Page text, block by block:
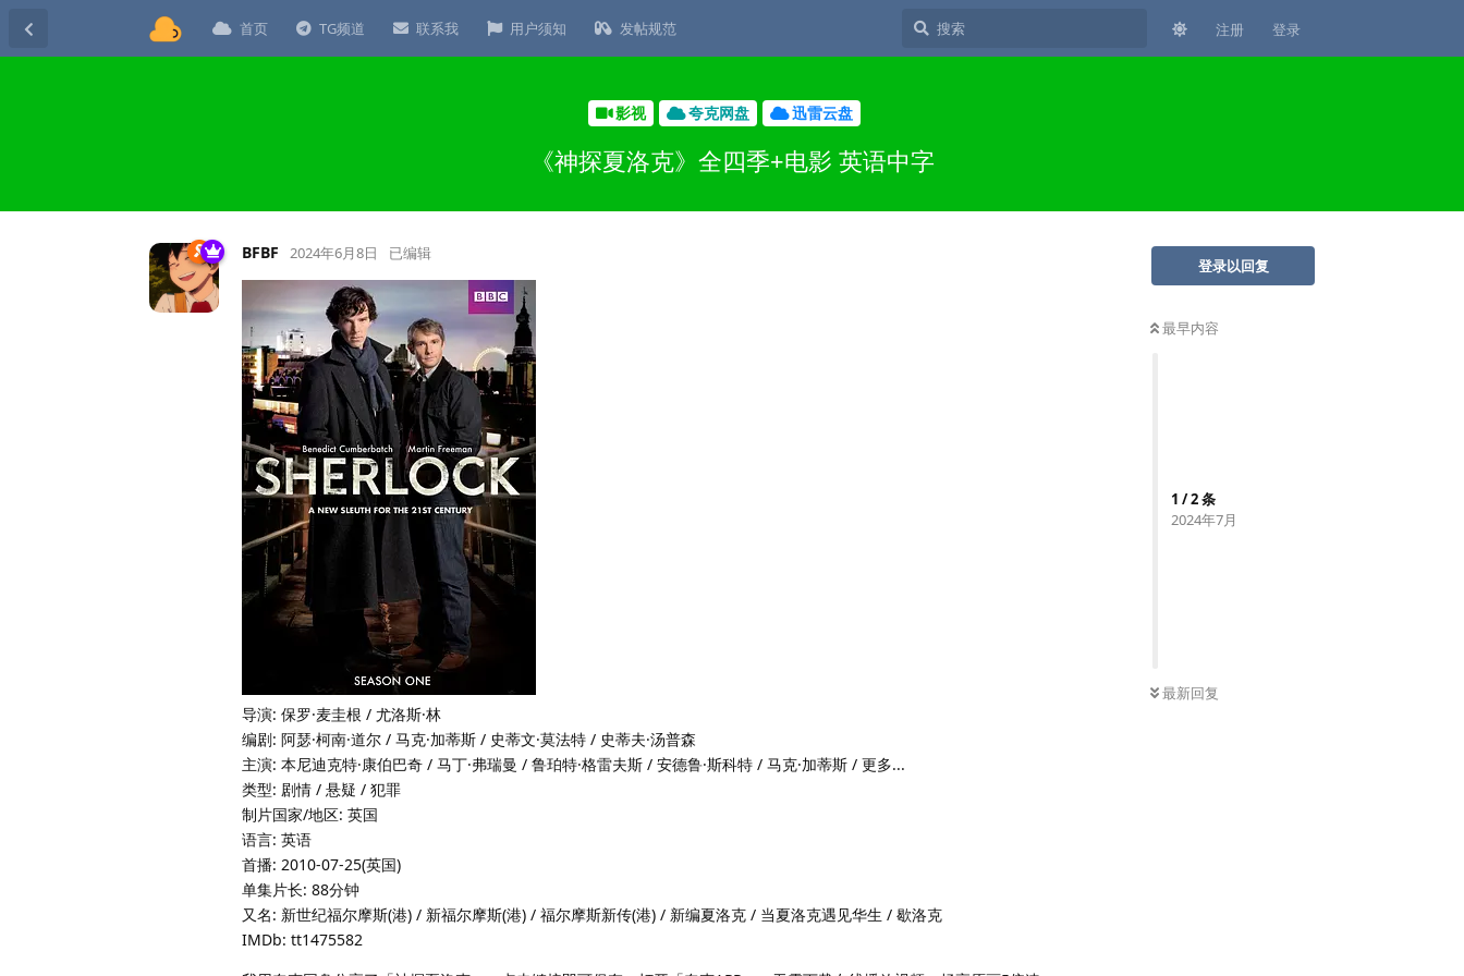
首页 TG频道 联系我 用户须知 发帖规范 注册 登录
影视 夸克网盘 迅雷云盘
《神探夏洛克》全四季+电影 英语中字
登录以回复
最早内容
1 /2条
2024年7月
最新回复
BFBF 2024年6月8日 已编辑
导演: 保罗·麦圭根 / 尤洛斯·林
编剧: 阿瑟·柯南·道尔 / 马克·加蒂斯 / 史蒂文·莫法特 / 史蒂夫·汤普森
主演: 本尼迪克特·康伯巴奇 / 马丁·弗瑞曼 / 鲁珀特·格雷夫斯 / 安德鲁·斯科特 / 马克·加蒂斯 / 更多...
类型: 剧情 / 悬疑 / 犯罪
制片国家/地区: 英国
语言: 英语
首播: 2010-07-25(英国)
单集片长: 88分钟
又名: 新世纪福尔摩斯(港) / 新福尔摩斯(港) / 福尔摩斯新传(港) / 新编夏洛克 / 当夏洛克遇见华生 / 歇洛克
IMDb: tt1475582